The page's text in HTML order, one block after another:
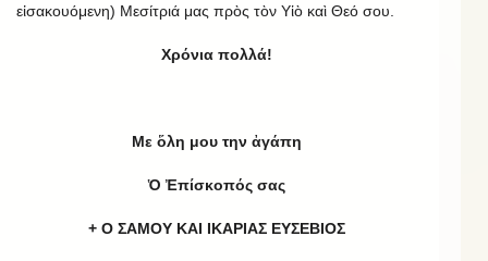
εἰσακουόμενη) Μεσίτριά μας πρὸς τὸν Υἱὸ καὶ Θεό σου.
Χρόνια πολλά!
Με ὅλη μου την ἀγάπη
Ὁ Ἐπίσκοπός σας
+ Ο ΣΑΜΟΥ ΚΑΙ ΙΚΑΡΙΑΣ ΕΥΣΕΒΙΟΣ